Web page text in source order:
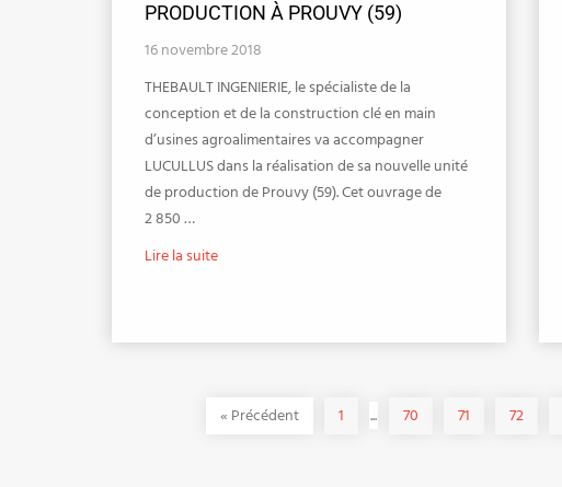
PRODUCTION À PROUVY (59)
16 novembre 2018
THEBAULT INGENIERIE, le spécialiste de la
conception et de la construction clé en main
d’usines agroalimentaires va accompagner
LUCULLUS dans la réalisation de sa nouvelle unité
de production de Prouvy (59). Cet ouvrage de
2 850 …
Lire la suite
« Précédent 1 ... 70 71 72